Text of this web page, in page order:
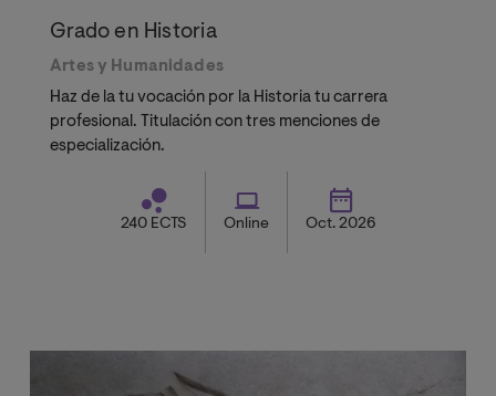
Grado en Historia
Artes y Humanidades
Haz de la tu vocación por la Historia tu carrera
profesional. Titulación con tres menciones de
especialización.
240 ECTS Online Oct. 2026